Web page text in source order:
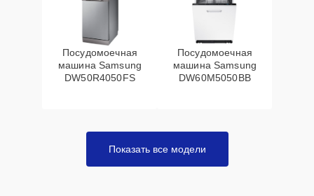
Посудомоечная
машина Samsung
DW50R4050FS
Посудомоечная
машина Samsung
DW60M5050BB
Показать все модели